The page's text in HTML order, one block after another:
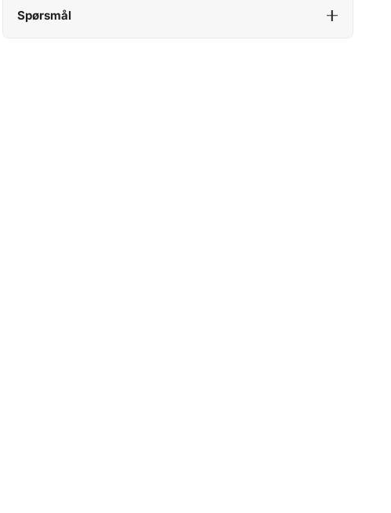
Spørsmål